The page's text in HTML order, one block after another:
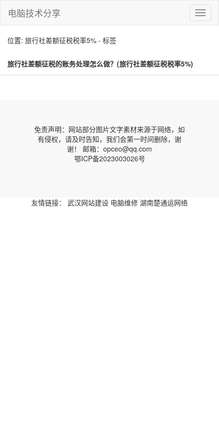
切
换
电脑技术分享
位置: 旅行社差额征税税率5% - 标签
旅行社差额征税的账务处理怎么做？(旅行社差额征税税率5%)
免责声明：网站部分图片文字素材来源于网络，如
有侵权，请及时告知，我们会第一时间删除，谢
谢！ 邮箱：opceo@qq.com
鄂ICP备2023003026号
友情链接： 武汉网站建设 电脑维修 湖南楚通运网络